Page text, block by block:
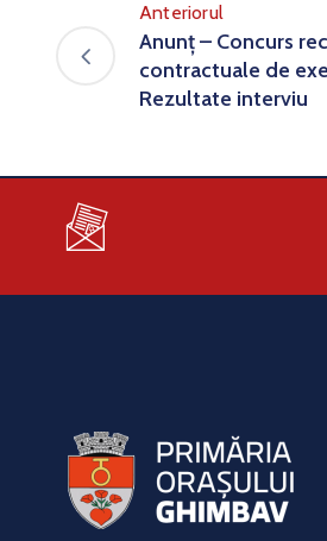
Anteriorul
Anunț – Concurs
contractuale de
Rezultate interviu